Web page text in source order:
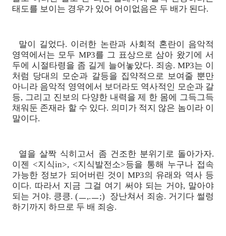
태도를 보이는 경우가 있어 어이없음은 두 배가 된다.
말이 길었다. 이러한 논란과 사회적 혼란이 음악적
영역에서는 모두 MP3를 그 표상으로 삼아 왔기에 서
두에 시절타령을 좀 길게 늘어놓았다. 죄송. MP3는 이
처럼 당대의 모순과 갈등을 집약적으로 보여줄 뿐만
아니라 음악적 영역에서 보더라도 역사적인 모순과 갈
등, 그리고 진보의 다양한 내력을 제 한 몸에 그득그득
채워둔 존재라 할 수 있다. 의미가 적지 않은 놈이라 이
말이다.
열을 살짝 식히고서 좀 건조한 분위기로 돌아가자.
이젠 <지식in>, <지식발전소>등을 통해 누구나 접속
가능한 정보가 되어버린 것이 MP3의 유래와 역사 등
이다. 따라서 지금 그걸 여기 써야 되는 거야, 말아야
되는 거야. 킁킁. (ㅡ,.ㅡ;) 장난쳐서 죄송. 거기다 썰렁
하기까지 하므로 두 배 죄송.